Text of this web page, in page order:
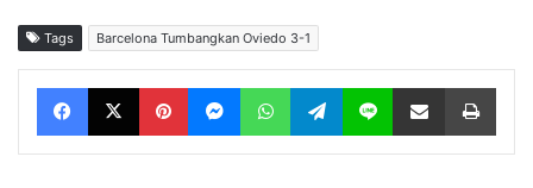
Tags Barcelona Tumbangkan Oviedo 3-1
Facebook X Pinterest Messenger WhatsApp Telegram Line Share via Email